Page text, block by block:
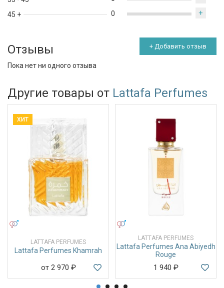
45 +
0 +
Отзывы + Добавить отзыв
Пока нет ни одного отзыва
Другие товары от Lattafa Perfumes
ХИТ
LATTAFA PERFUMES
Lattafa Perfumes Khamrah
от 2 970 ₽
LATTAFA PERFUMES
Lattafa Perfumes Ana Abiyedh
Rouge
1 940 ₽